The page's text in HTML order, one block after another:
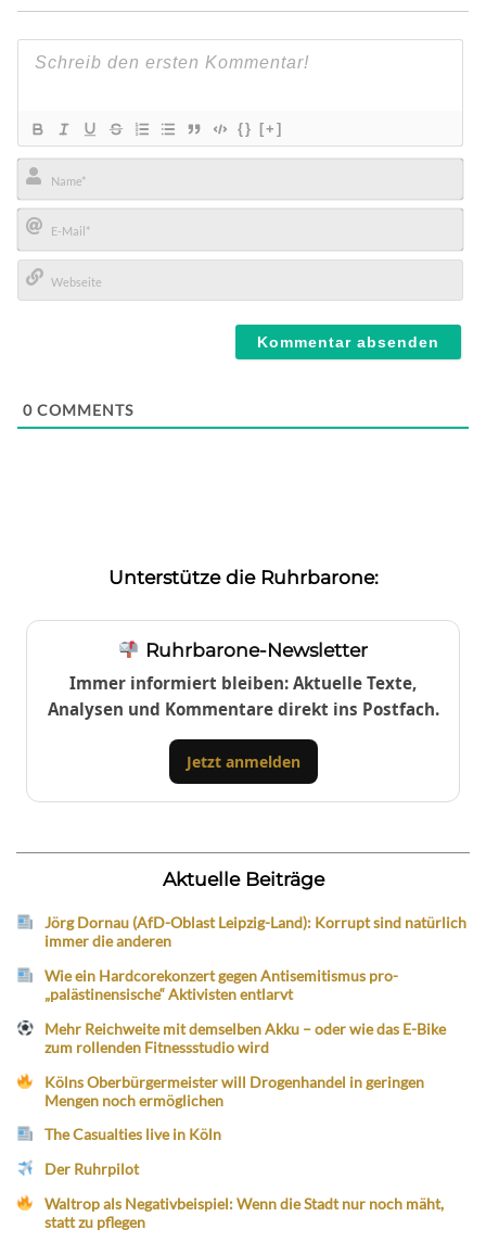
{} [+]
Name*
E-
Mail*
0 COMMENTS
Unterstütze die Ruhrbarone:
Ruhrbarone-Newsletter
Immer informiert bleiben: Aktuelle Texte,
Analysen und Kommentare direkt ins Postfach.
Jetzt anmelden
Aktuelle Beiträge
Jörg Dornau (AfD-Oblast Leipzig-Land): Korrupt sind natürlich
immer die anderen
Wie ein Hardcorekonzert gegen Antisemitismus pro-
„palästinensische“ Aktivisten entlarvt
Mehr Reichweite mit demselben Akku – oder wie das E-Bike
zum rollenden Fitnessstudio wird
Kölns Oberbürgermeister will Drogenhandel in geringen
Mengen noch ermöglichen
The Casualties live in Köln
Der Ruhrpilot
Waltrop als Negativbeispiel: Wenn die Stadt nur noch mäht,
statt zu pflegen